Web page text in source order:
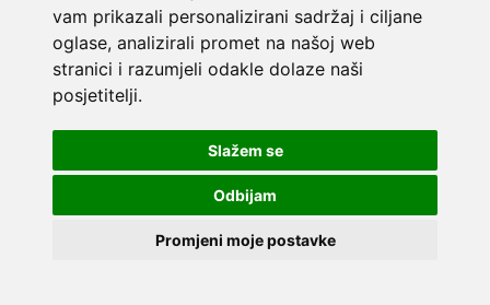
vam prikazali personalizirani sadržaj i ciljane
oglase, analizirali promet na našoj web
stranici i razumjeli odakle dolaze naši
posjetitelji.
Slažem se
Odbijam
Promjeni moje postavke